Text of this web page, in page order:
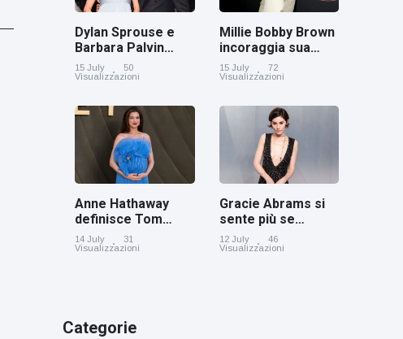
Dylan Sprouse e
Barbara Palvin
rivelano di
aspettare una
15 July
50
Visualizzazioni
Millie Bobby Brown
incoraggia sua
figlia ad essere
creativa
15 July
72
Visualizzazioni
Anne Hathaway
definisce Tom
Holland 'il figlio dei
sogni’
14 July
31
Visualizzazioni
Gracie Abrams si
sente più se
stessa con i capelli
corti
12 July
46
Visualizzazioni
Categorie